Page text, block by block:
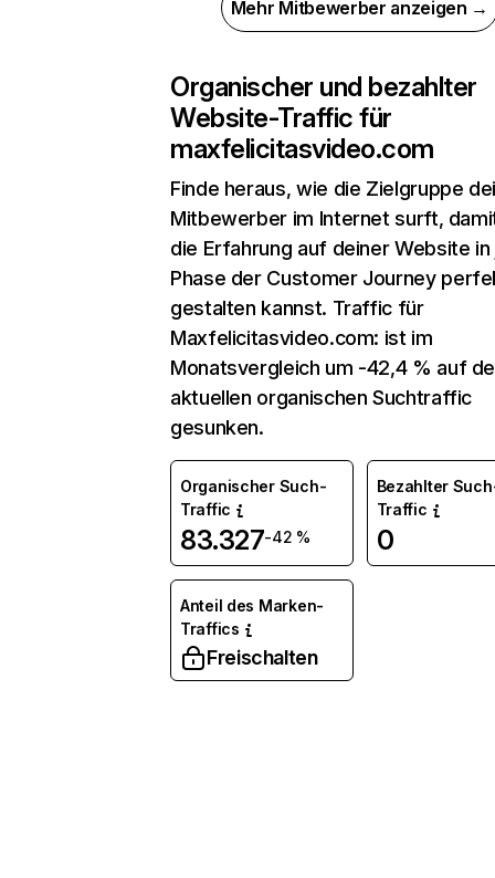
Mehr Mitbewerber anzeigen →
Organischer und bezahlter
Website-Traffic für
maxfelicitasvideo.com
Finde heraus, wie die Zielgruppe
Mitbewerber im Internet surft,
die Erfahrung auf deiner Website
Phase der Customer Journey
gestalten kannst. Traffic für
Maxfelicitasvideo.com: ist im
Monatsvergleich um -42,4 % auf
aktuellen organischen Suchtraffic
gesunken.
Organischer Such-
Traffic
83.327-42 %
Bezahlter
Traffic
0
Anteil des Marken-
Traffics
Freischalten